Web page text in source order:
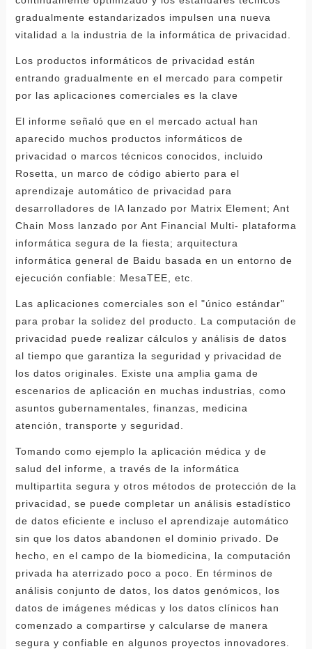
gradualmente estandarizados impulsen una nueva
vitalidad a la industria de la informática de privacidad.
Los productos informáticos de privacidad están
entrando gradualmente en el mercado para competir
por las aplicaciones comerciales es la clave
El informe señaló que en el mercado actual han
aparecido muchos productos informáticos de
privacidad o marcos técnicos conocidos, incluido
Rosetta, un marco de código abierto para el
aprendizaje automático de privacidad para
desarrolladores de IA lanzado por Matrix Element; Ant
Chain Moss lanzado por Ant Financial Multi- plataforma
informática segura de la fiesta; arquitectura
informática general de Baidu basada en un entorno de
ejecución confiable: MesaTEE, etc.
Las aplicaciones comerciales son el "único estándar"
para probar la solidez del producto. La computación de
privacidad puede realizar cálculos y análisis de datos
al tiempo que garantiza la seguridad y privacidad de
los datos originales. Existe una amplia gama de
escenarios de aplicación en muchas industrias, como
asuntos gubernamentales, finanzas, medicina
atención, transporte y seguridad.
Tomando como ejemplo la aplicación médica y de
salud del informe, a través de la informática
multipartita segura y otros métodos de protección de la
privacidad, se puede completar un análisis estadístico
de datos eficiente e incluso el aprendizaje automático
sin que los datos abandonen el dominio privado. De
hecho, en el campo de la biomedicina, la computación
privada ha aterrizado poco a poco. En términos de
análisis conjunto de datos, los datos genómicos, los
datos de imágenes médicas y los datos clínicos han
comenzado a compartirse y calcularse de manera
segura y confiable en algunos proyectos innovadores.